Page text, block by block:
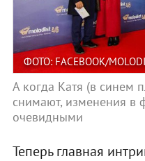
ФОТО: FACEBOOK/
А когда Катя (в синем
снимают, изменения в
очевидными
Теперь главная